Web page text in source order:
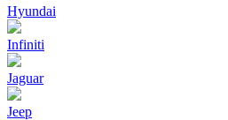
Hyundai
Infiniti
Jaguar
Jeep